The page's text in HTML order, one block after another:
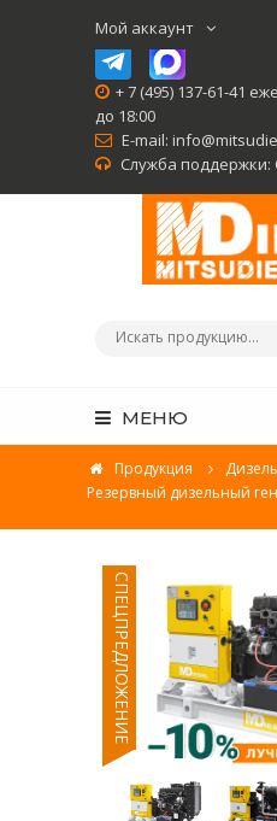
Мой аккаунт
+ 7 (495) 137-61-41
до 18:00
E-mail:
Служба поддержки:
МЕНЮ
Продукция
Резервный дизельный
СПЕЦПРЕДЛОЖЕНИЕ